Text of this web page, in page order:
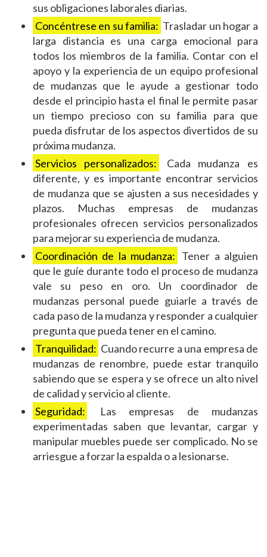
sus obligaciones laborales diarias.
Concéntrese en su familia: Trasladar un hogar a
larga distancia es una carga emocional para
todos los miembros de la familia. Contar con el
apoyo y la experiencia de un equipo profesional
de mudanzas que le ayude a gestionar todo
desde el principio hasta el final le permite pasar
un tiempo precioso con su familia para que
pueda disfrutar de los aspectos divertidos de su
próxima mudanza.
Servicios personalizados:
Cada mudanza es
diferente, y es importante encontrar servicios
de mudanza que se ajusten a sus necesidades y
plazos. Muchas empresas de mudanzas
profesionales ofrecen servicios personalizados
para mejorar su experiencia de mudanza.
Coordinación de la mudanza: Tener a alguien
que le guíe durante todo el proceso de mudanza
vale su peso en oro. Un coordinador de
mudanzas personal puede guiarle a través de
cada paso de la mudanza y responder a cualquier
pregunta que pueda tener en el camino.
Tranquilidad: Cuando recurre a una empresa de
mudanzas de renombre, puede estar tranquilo
sabiendo que se espera y se ofrece un alto nivel
de calidad y servicio al cliente.
Seguridad:
Las empresas de mudanzas
experimentadas saben que levantar, cargar y
manipular muebles puede ser complicado. No se
arriesgue a forzar la espalda o a lesionarse.